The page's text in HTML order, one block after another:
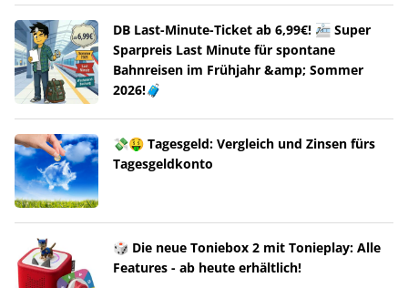
DB Last-Minute-Ticket ab 6,99€! 🚈 Super
Sparpreis Last Minute für spontane
Bahnreisen im Frühjahr &amp; Sommer
2026!🧳
💸🤑 Tagesgeld: Vergleich und Zinsen fürs
Tagesgeldkonto
🎲 Die neue Toniebox 2 mit Tonieplay: Alle
Features - ab heute erhältlich!